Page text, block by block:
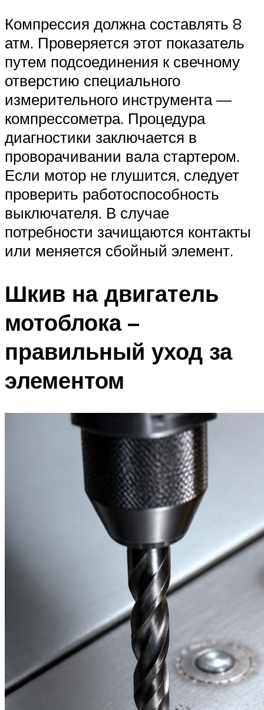
Компрессия должна составлять 8
атм. Проверяется этот показатель
путем подсоединения к свечному
отверстию специального
измерительного инструмента —
компрессометра. Процедура
диагностики заключается в
проворачивании вала стартером.
Если мотор не глушится, следует
проверить работоспособность
выключателя. В случае
потребности зачищаются контакты
или меняется сбойный элемент.
Шкив на двигатель
мотоблока –
правильный уход за
элементом